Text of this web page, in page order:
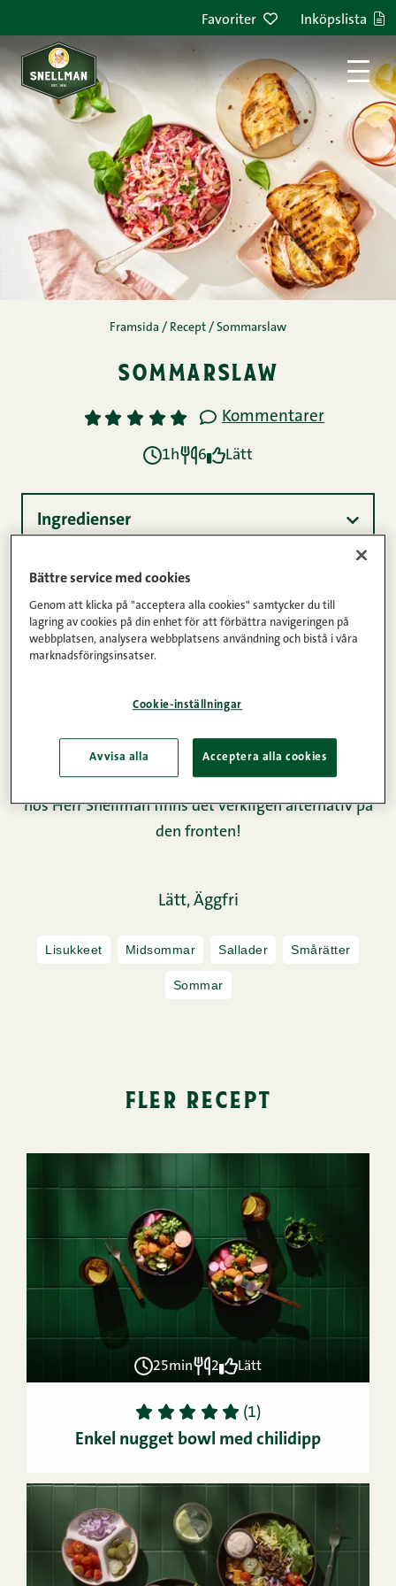
Favoriter Inköpslista
Framsida / Recept / Sommarslaw
sommarslaw
1 2 3 4 5 Kommentarer
1h 6 Lätt
Ingredienser
Näringsinnehåll
coleslaw, eller ”sommarslaw”, som vi valt att kalla
den. Passar perfekt till allt du grillar i solskenet, och
hos Herr Snellman finns det verkligen alternativ på
den fronten!
Lätt, Äggfri
Lisukkeet Midsommar Sallader Smårätter
Sommar
fler recept
25min 2 Lätt
1 2 3 4 5 (1)
Enkel nugget bowl med chilidipp
Bättre service med cookies
Genom att klicka på "acceptera alla cookies" samtycker du till
lagring av cookies på din enhet för att förbättra navigeringen på
webbplatsen, analysera webbplatsens användning och bistå i våra
marknadsföringsinsatser.
Cookie-inställningar
Avvisa alla Acceptera alla cookies